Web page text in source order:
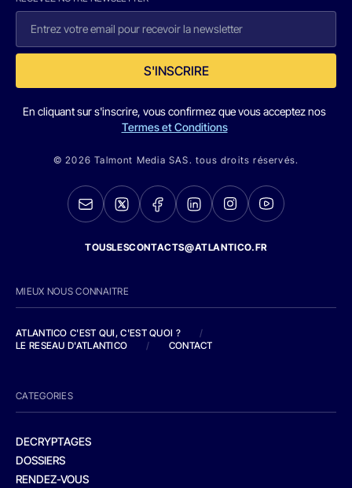
S'INSCRIRE
En cliquant sur s'inscrire, vous confirmez que vous acceptez nos
Termes et Conditions
© 2026 Talmont Media SAS. tous droits réservés.
TOUSLESCONTACTS@ATLANTICO.FR
MIEUX NOUS CONNAITRE
ATLANTICO C'EST QUI, C'EST QUOI ?
/
LE RESEAU D'ATLANTICO
/ CONTACT
CATEGORIES
DECRYPTAGES
DOSSIERS
RENDEZ-VOUS